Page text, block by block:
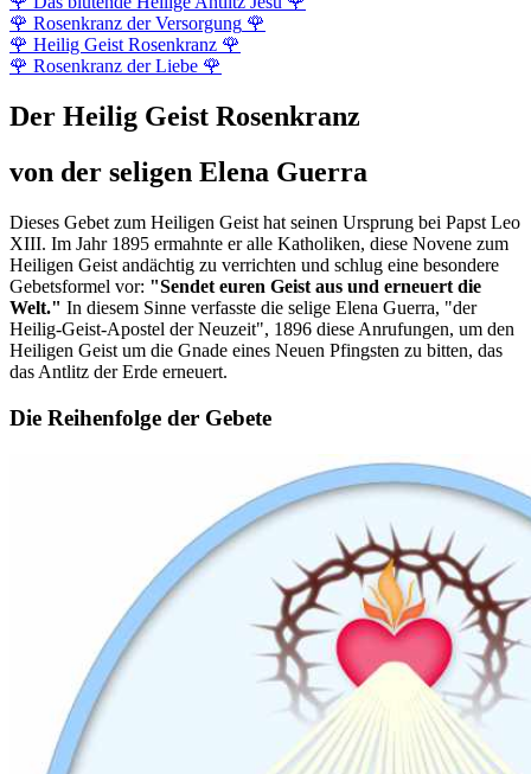
🌹 Rosenkranz der Versorgung 🌹
🌹 Heilig Geist Rosenkranz 🌹
🌹 Rosenkranz der Liebe 🌹
Der Heilig Geist Rosenkranz
von der seligen Elena Guerra
Dieses Gebet zum Heiligen Geist hat seinen Ursprung bei Papst Leo
XIII. Im Jahr 1895 ermahnte er alle Katholiken, diese Novene zum
Heiligen Geist andächtig zu verrichten und schlug eine besondere
Gebetsformel vor: "Sendet euren Geist aus und erneuert die
Welt." In diesem Sinne verfasste die selige Elena Guerra, "der
Heilig-Geist-Apostel der Neuzeit", 1896 diese Anrufungen, um den
Heiligen Geist um die Gnade eines Neuen Pfingsten zu bitten, das
das Antlitz der Erde erneuert.
Die Reihenfolge der Gebete